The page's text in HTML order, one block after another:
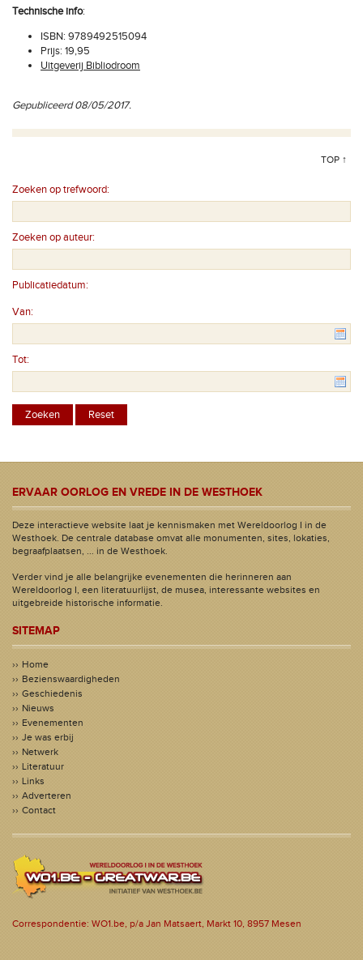
Technische info:
ISBN: 9789492515094
Prijs: 19,95
Uitgeverij Bibliodroom
Gepubliceerd 08/05/2017.
TOP ↑
Zoeken op trefwoord:
Zoeken op auteur:
Publicatiedatum:
Van:
Tot:
ERVAAR OORLOG EN VREDE IN DE WESTHOEK
Deze interactieve website laat je kennismaken met Wereldoorlog I in de
Westhoek. De centrale database omvat alle monumenten, sites, lokaties,
begraafplaatsen, ... in de Westhoek.
Verder vind je alle belangrijke evenementen die herinneren aan
Wereldoorlog I, een literatuurlijst, de musea, interessante websites en
uitgebreide historische informatie.
SITEMAP
Home
Bezienswaardigheden
Geschiedenis
Nieuws
Evenementen
Je was erbij
Netwerk
Literatuur
Links
Adverteren
Contact
Correspondentie: WO1.be, p/a Jan Matsaert, Markt 10, 8957 Mesen